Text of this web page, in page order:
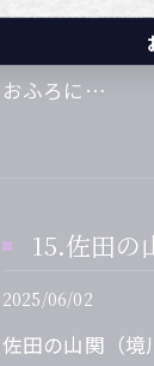
千代の山関の断
関は、主人の
おふろに…
15.佐田の
2025/06/02
佐田の山関（境